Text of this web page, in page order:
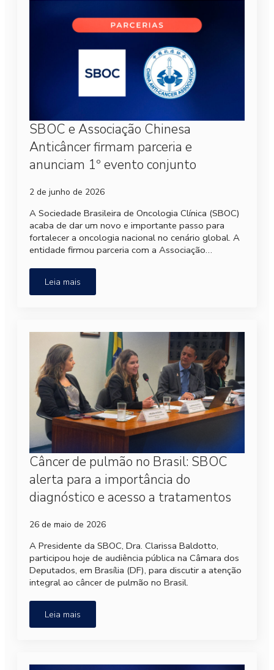
SBOC e Associação Chinesa
Anticâncer firmam parceria e
anunciam 1º evento conjunto
2 de junho de 2026
A Sociedade Brasileira de Oncologia Clínica (SBOC)
acaba de dar um novo e importante passo para
fortalecer a oncologia nacional no cenário global. A
entidade firmou parceria com a Associação…
Leia mais
Câncer de pulmão no Brasil: SBOC
alerta para a importância do
diagnóstico e acesso a tratamentos
26 de maio de 2026
A Presidente da SBOC, Dra. Clarissa Baldotto,
participou hoje de audiência pública na Câmara dos
Deputados, em Brasília (DF), para discutir a atenção
integral ao câncer de pulmão no Brasil.
Leia mais